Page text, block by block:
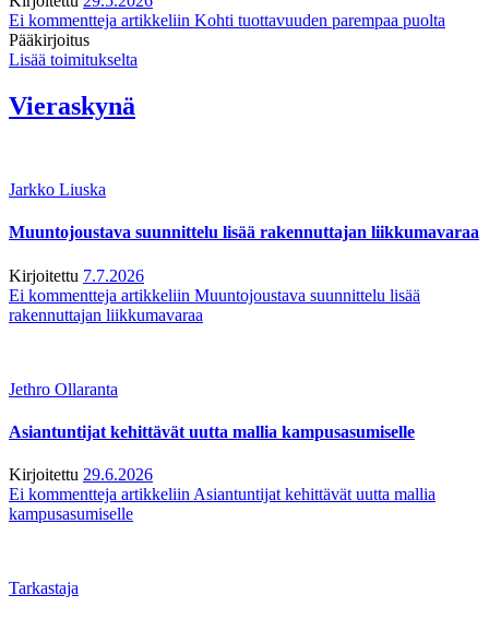
Ei kommentteja artikkeliin Kohti tuottavuuden parempaa puolta
Pääkirjoitus
Lisää toimitukselta
Vieraskynä
Jarkko Liuska
Muuntojoustava suunnittelu lisää rakennuttajan liikkumavaraa
Kirjoitettu 7.7.2026
Ei kommentteja artikkeliin Muuntojoustava suunnittelu lisää
rakennuttajan liikkumavaraa
Jethro Ollaranta
Asiantuntijat kehittävät uutta mallia kampusasumiselle
Kirjoitettu 29.6.2026
Ei kommentteja artikkeliin Asiantuntijat kehittävät uutta mallia
kampusasumiselle
Tarkastaja